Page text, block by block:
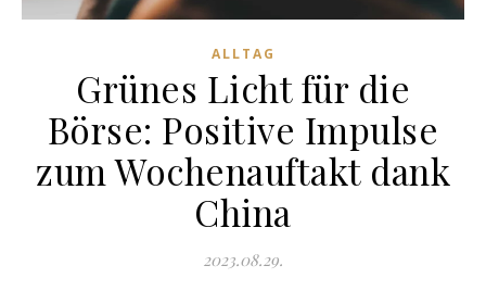
ALLTAG
Grünes Licht für die
Börse: Positive Impulse
zum Wochenauftakt dank
China
2023.08.29.